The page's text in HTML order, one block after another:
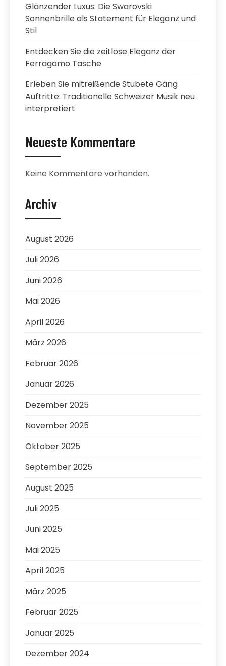
Glänzender Luxus: Die Swarovski
Sonnenbrille als Statement für Eleganz und
Stil
Entdecken Sie die zeitlose Eleganz der
Ferragamo Tasche
Erleben Sie mitreißende Stubete Gäng
Auftritte: Traditionelle Schweizer Musik neu
interpretiert
Neueste Kommentare
Keine Kommentare vorhanden.
Archiv
August 2026
Juli 2026
Juni 2026
Mai 2026
April 2026
März 2026
Februar 2026
Januar 2026
Dezember 2025
November 2025
Oktober 2025
September 2025
August 2025
Juli 2025
Juni 2025
Mai 2025
April 2025
März 2025
Februar 2025
Januar 2025
Dezember 2024